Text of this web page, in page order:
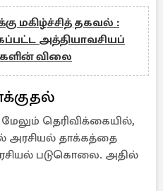
மகிழ்ச்சித் தகவல் :
அத்தியாவசியப்
விலை
தெரிவிக்கையில்,
அரசியல் தாக்கத்தை
படுகொலை. அதில்